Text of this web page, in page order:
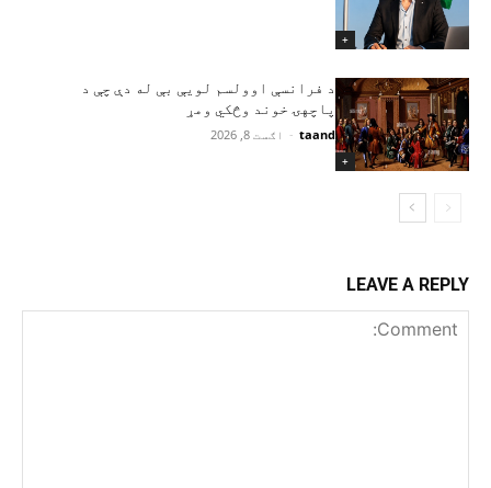
+
+
د فرانسې اوولسم لویې بې له دې چې د
پاچهۍ خوند وڅکي ومړ
taand
- اګست 8, 2026
LEAVE A REPLY